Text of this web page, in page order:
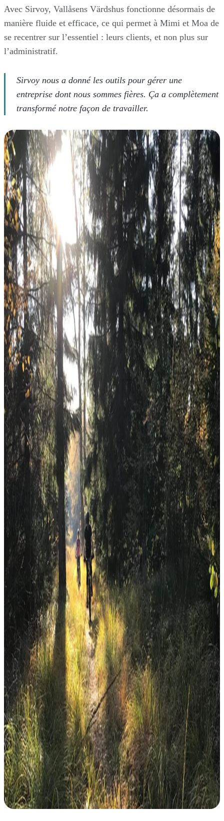
Avec Sirvoy, Vallåsens Värdshus fonctionne désormais de
manière fluide et efficace, ce qui permet à Mimi et Moa de
se recentrer sur l’essentiel : leurs clients, et non plus sur
l’administratif.
Sirvoy nous a donné les outils pour gérer une
entreprise dont nous sommes fières. Ça a complètement
transformé notre façon de travailler.